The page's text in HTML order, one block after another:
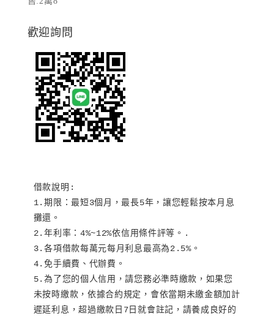
歡迎詢問
借款說明:
1.期限：最短3個月，最長5年，讓您輕鬆按本月息
攤還。
2.年利率：4%~12%依信用條件評等。.
3.各項借款每萬元每月利息最高為2.5%。
4.免手續費、代辦費。
5.為了您的個人信用，請您務必準時繳款，如果您
未按時繳款，依據合約規定，會依當期未繳金額加計
遲延利息，超過繳款日7日就會註記，請養成良好的